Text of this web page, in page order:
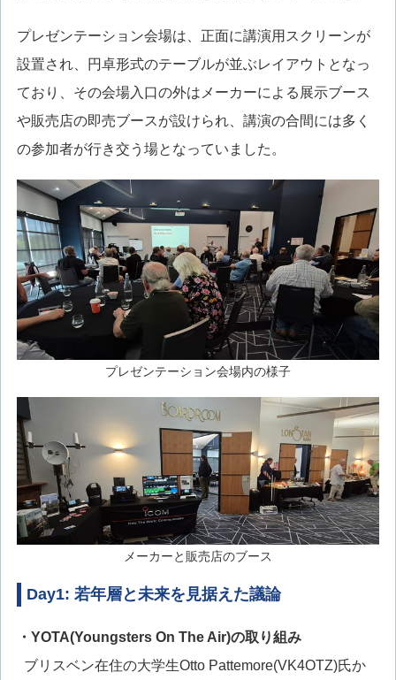
プレゼンテーション会場は、正面に講演用スクリーンが
設置され、円卓形式のテーブルが並ぶレイアウトとなっ
ており、その会場入口の外はメーカーによる展示ブース
や販売店の即売ブースが設けられ、講演の合間には多く
の参加者が行き交う場となっていました。
プレゼンテーション会場内の様子
メーカーと販売店のブース
Day1: 若年層と未来を見据えた議論
・YOTA(Youngsters On The Air)の取り組み
ブリスベン在住の大学生Otto Pattemore(VK4OTZ)氏か